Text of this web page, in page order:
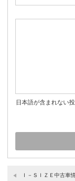
日本語が含まれない
Ｉ－ＳＩＺＥ中古車